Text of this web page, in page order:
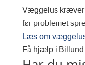
Væggelus kræver
før problemet
Læs om
Få hjælp i Billund